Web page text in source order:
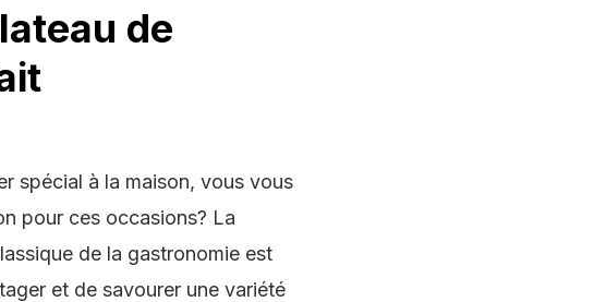
de
spécial à la maison, vous vous
pour ces occasions? La
de la gastronomie est
et de savourer une variété